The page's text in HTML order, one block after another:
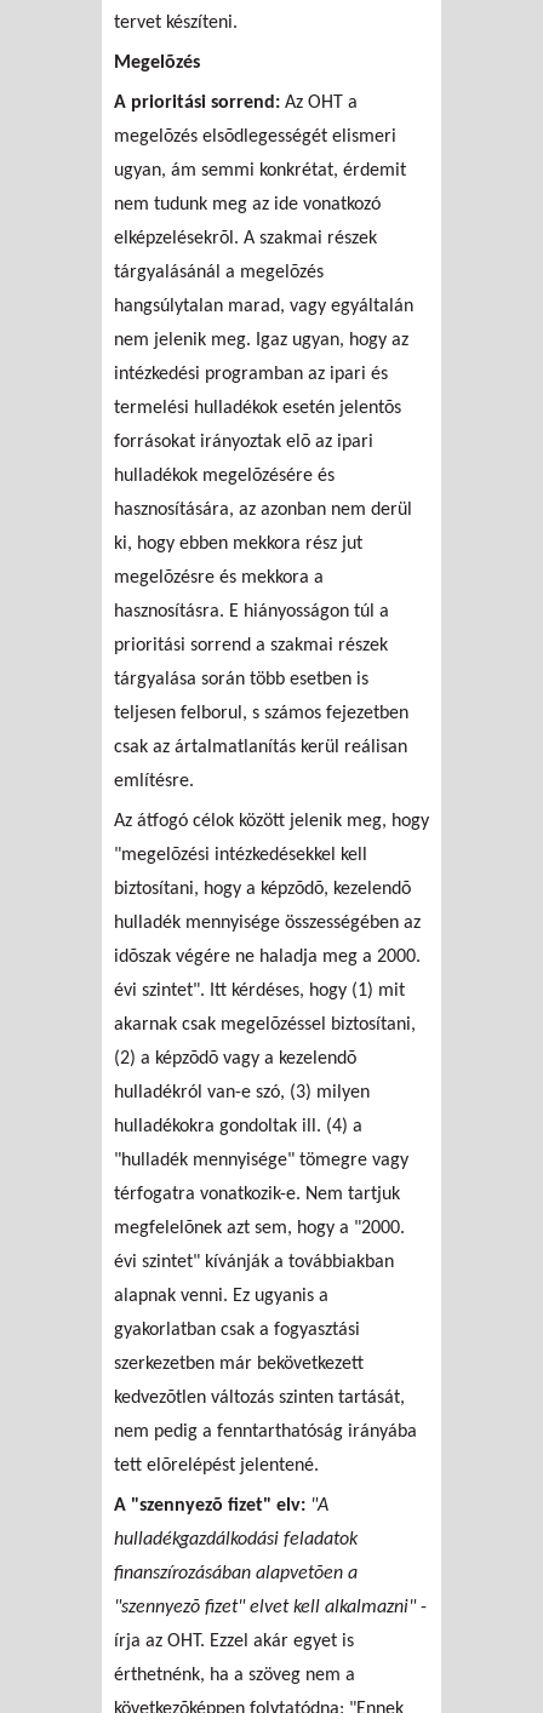
tervet készíteni.
Megelõzés
A prioritási sorrend: Az OHT a
megelõzés elsõdlegességét elismeri
ugyan, ám semmi konkrétat, érdemit
nem tudunk meg az ide vonatkozó
elképzelésekrõl. A szakmai részek
tárgyalásánál a megelõzés
hangsúlytalan marad, vagy egyáltalán
nem jelenik meg. Igaz ugyan, hogy az
intézkedési programban az ipari és
termelési hulladékok esetén jelentõs
forrásokat irányoztak elõ az ipari
hulladékok megelõzésére és
hasznosítására, az azonban nem derül
ki, hogy ebben mekkora rész jut
megelõzésre és mekkora a
hasznosításra. E hiányosságon túl a
prioritási sorrend a szakmai részek
tárgyalása során több esetben is
teljesen felborul, s számos fejezetben
csak az ártalmatlanítás kerül reálisan
említésre.
Az átfogó célok között jelenik meg, hogy
"megelõzési intézkedésekkel kell
biztosítani, hogy a képzõdõ, kezelendõ
hulladék mennyisége összességében az
idõszak végére ne haladja meg a 2000.
évi szintet". Itt kérdéses, hogy (1) mit
akarnak csak megelõzéssel biztosítani,
(2) a képzõdõ vagy a kezelendõ
hulladékról van-e szó, (3) milyen
hulladékokra gondoltak ill. (4) a
"hulladék mennyisége" tömegre vagy
térfogatra vonatkozik-e. Nem tartjuk
megfelelõnek azt sem, hogy a "2000.
évi szintet" kívánják a továbbiakban
alapnak venni. Ez ugyanis a
gyakorlatban csak a fogyasztási
szerkezetben már bekövetkezett
kedvezõtlen változás szinten tartását,
nem pedig a fenntarthatóság irányába
tett elõrelépést jelentené.
A "szennyezõ fizet" elv: "A
hulladékgazdálkodási feladatok
finanszírozásában alapvetõen a
"szennyezõ fizet" elvet kell alkalmazni" -
írja az OHT. Ezzel akár egyet is
érthetnénk, ha a szöveg nem a